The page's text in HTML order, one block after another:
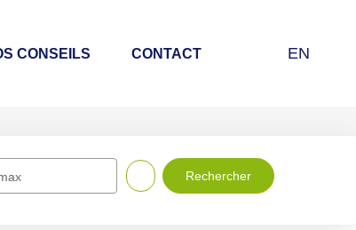
CONSEILS CONTACT EN